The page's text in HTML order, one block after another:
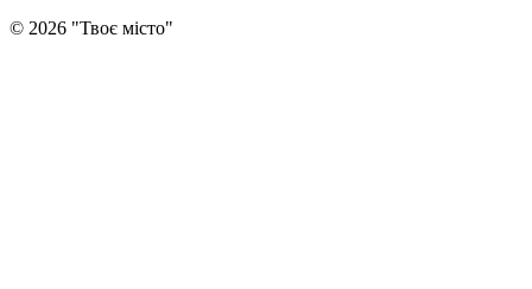
© 2026 "Твоє місто"